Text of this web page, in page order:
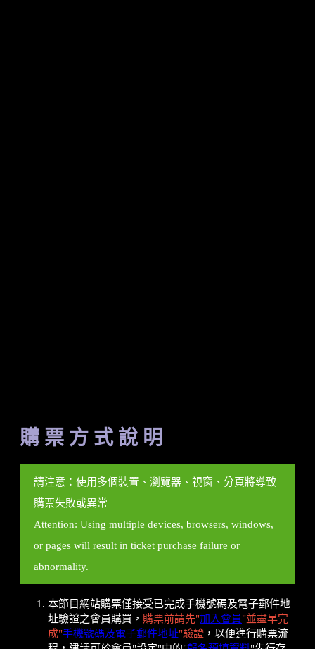
購 票 方 式 說 明
請注意：使用多個裝置、瀏覽器、視窗、分頁將導致
購票失敗或異常
Attention: Using multiple devices, browsers, windows,
or pages will result in ticket purchase failure or
abnormality.
本節目網站購票僅接受已完成手機號碼及電子郵件地
址驗證之會員購買， 購票前請先"加入會員"並盡早完
成"手機號碼及電子郵件地址"驗證 ，以便進行購票流